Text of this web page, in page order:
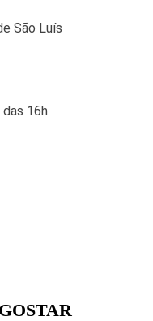
São Luís
das 16h